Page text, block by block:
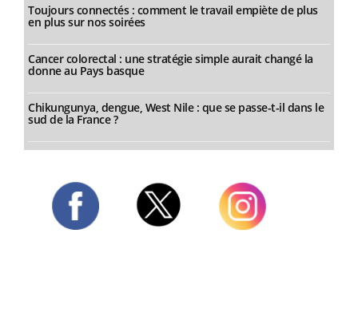
Toujours connectés : comment le travail empiète de plus
en plus sur nos soirées
Cancer colorectal : une stratégie simple aurait changé la
donne au Pays basque
Chikungunya, dengue, West Nile : que se passe-t-il dans le
sud de la France ?